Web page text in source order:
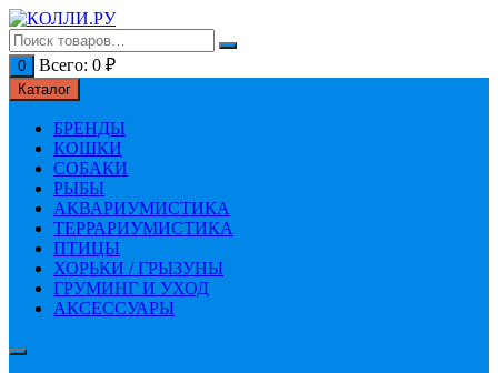
Перейти
к
содержимому
0 Всего: 0 ₽
Каталог
БРЕНДЫ
КОШКИ
СОБАКИ
РЫБЫ
АКВАРИУМИСТИКА
ТЕРРАРИУМИСТИКА
ПТИЦЫ
ХОРЬКИ / ГРЫЗУНЫ
ГРУМИНГ И УХОД
АКСЕССУАРЫ